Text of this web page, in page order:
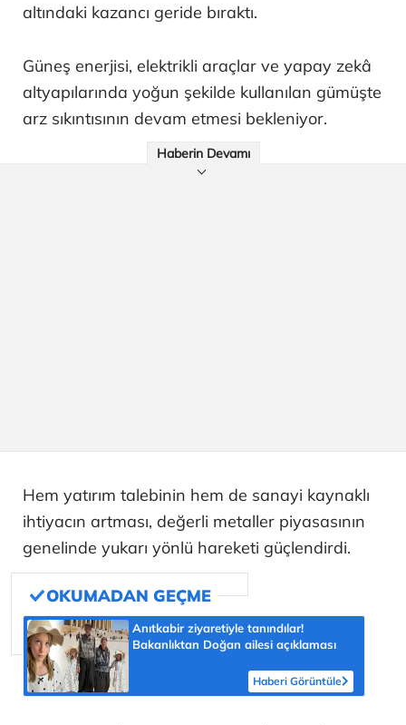
altındaki kazancı geride bıraktı.
Güneş enerjisi, elektrikli araçlar ve yapay zekâ
altyapılarında yoğun şekilde kullanılan gümüşte
arz sıkıntısının devam etmesi bekleniyor.
Haberin Devamı
Hem yatırım talebinin hem de sanayi kaynaklı
ihtiyacın artması, değerli metaller piyasasının
genelinde yukarı yönlü hareketi güçlendirdi.
Anıtkabir ziyaretiyle tanındılar!
Bakanlıktan Doğan ailesi açıklaması
Haberi Görüntüle